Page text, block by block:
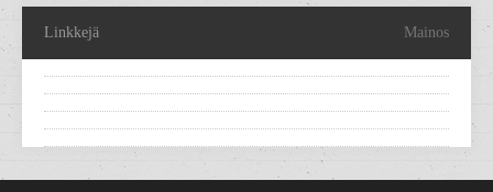
Linkkejä Mainos